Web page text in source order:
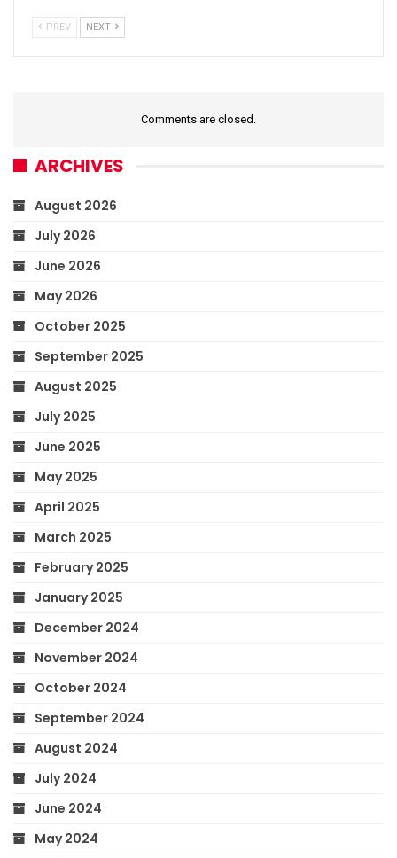
PREV NEXT
Comments are closed.
ARCHIVES
August 2026
July 2026
June 2026
May 2026
October 2025
September 2025
August 2025
July 2025
June 2025
May 2025
April 2025
March 2025
February 2025
January 2025
December 2024
November 2024
October 2024
September 2024
August 2024
July 2024
June 2024
May 2024